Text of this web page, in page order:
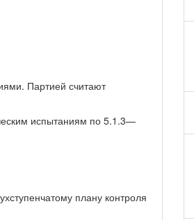
Партией считают
испытаниям по 5.1.3—
плану контроля